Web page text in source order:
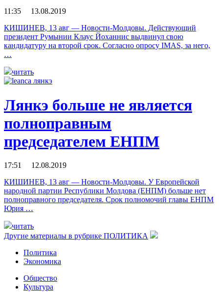
11:35 13.08.2019
КИШИНЕВ, 13 авг — Новости-Молдовы. Действующий
президент Румынии Клаус Йоханнис выдвинул свою
кандидатуру на второй срок. Согласно опросу IMAS, за него,
…
читать
Лянкэ больше не является
полноправным
председателем ЕНПМ
17:51 12.08.2019
КИШИНЕВ, 13 авг — Новости-Молдовы. У Европейской
народной партии Республики Молдова (ЕНПМ) больше нет
полноправного председателя. Cрок полномочий главы ЕНПМ
Юрия …
читать
Другие материалы в рубрике ПОЛИТИКА
Политика
Экономика
Общество
Культура